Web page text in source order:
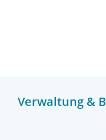
Verwaltung &